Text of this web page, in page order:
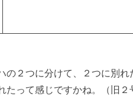
の２つに分けて、２つに別
って感じですかね。（旧２